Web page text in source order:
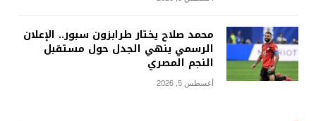
محمد صلاح يختار طرابزون سبور.. الإعلان
الرسمي ينهي الجدل حول مستقبل
النجم المصري
أغسطس 5, 2026